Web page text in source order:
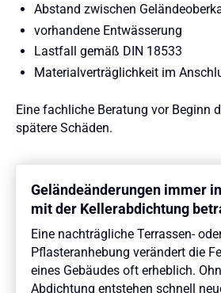
Abstand zwischen
vorhandene Entwässerung
Lastfall gemäß DIN 18533
Materialverträglichkeit im
Eine fachliche Beratung vor Beginn
spätere Schäden.
Geländeänderungen immer
mit der Kellerabdichtung
Eine nachträgliche Terrassen-
Pflasteranhebung verändert die
eines Gebäudes oft erheblich.
Abdichtung entstehen schnell